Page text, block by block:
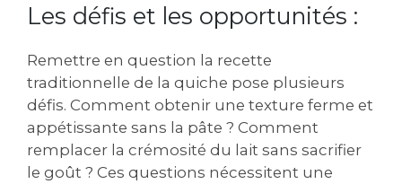
Les défis et les opportunités :
Remettre en question la recette
traditionnelle de la quiche pose plusieurs
défis. Comment obtenir une texture ferme et
appétissante sans la pâte ? Comment
remplacer la crémosité du lait sans sacrifier
le goût ? Ces questions nécessitent une